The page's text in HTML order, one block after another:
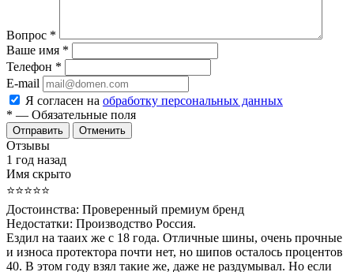
Вопрос *
Ваше имя *
Телефон *
E-mail
Я согласен на обработку персональных данных
* — Обязательные поля
Отменить
Отзывы
1 год назад
Имя скрыто
⭐⭐⭐⭐⭐
Достоинства: Проверенный премиум бренд
Недостатки: Производство Россия.
Ездил на тааих же с 18 года. Отличные шины, очень прочные
и износа протектора почти нет, но шипов осталось процентов
40. В этом году взял такие же, даже не раздумывал. Но если